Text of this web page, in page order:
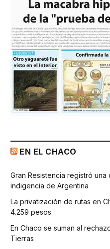
EN EL CHACO
Gran Resistencia registró
indigencia de Argentina
La privatización de rutas en
4.259 pesos
En Chaco se suman al
Tierras